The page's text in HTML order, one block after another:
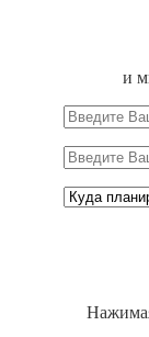
и